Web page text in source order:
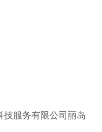
服务有限公司丽岛